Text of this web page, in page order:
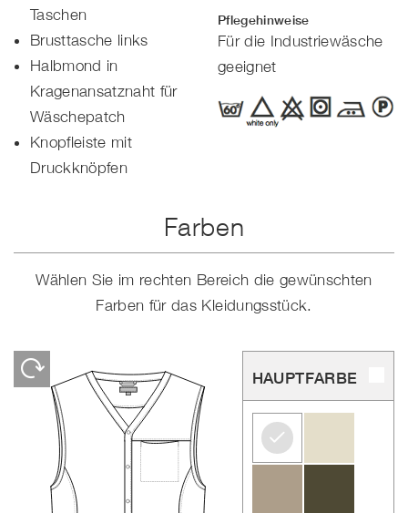
Taschen
Brusttasche links
Halbmond in
Kragenansatznaht für
Wäschepatch
Knopfleiste mit
Druckknöpfen
Pflegehinweise
Für die Industriewäsche
geeignet
Farben
Wählen Sie im rechten Bereich die gewünschten
Farben für das Kleidungsstück.
HAUPTFARBE